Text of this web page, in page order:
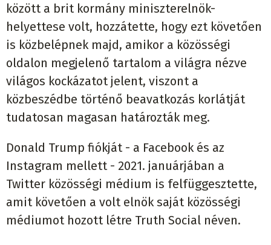
között a brit kormány miniszterelnök-
helyettese volt, hozzátette, hogy ezt követően
is közbelépnek majd, amikor a közösségi
oldalon megjelenő tartalom a világra nézve
világos kockázatot jelent, viszont a
közbeszédbe történő beavatkozás korlátját
tudatosan magasan határozták meg.
Donald Trump fiókját - a Facebook és az
Instagram mellett - 2021. januárjában a
Twitter közösségi médium is felfüggesztette,
amit követően a volt elnök saját közösségi
médiumot hozott létre Truth Social néven.